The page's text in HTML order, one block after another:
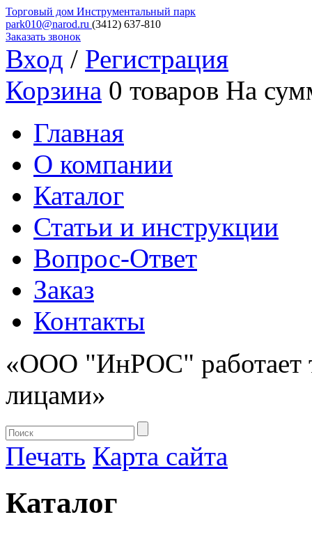
Торговый дом Инструментальный парк
park010@narod.ru (3412) 637-810
Заказать звонок
Вход / Регистрация
Корзина 0 товаров На
Главная
О компании
Каталог
Статьи и инструкции
Вопрос-Ответ
Заказ
Контакты
«ООО "ИнРОС" работает
лицами»
Печать Карта сайта
Каталог